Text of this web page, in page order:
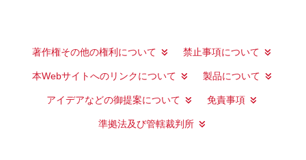
著作権その他の権利について 禁止事項について
本Webサイトへのリンクについて 製品について
アイデアなどの御提案について 免責事項
準拠法及び管轄裁判所